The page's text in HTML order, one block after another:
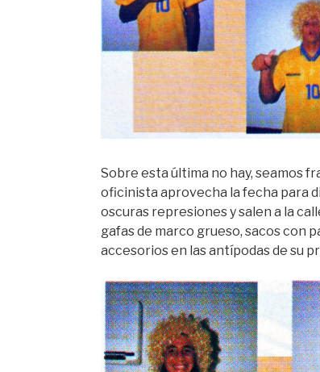
Sobre esta última no hay, seamos
oficinista aprovecha la fecha para
oscuras represiones y salen a la
gafas de marco grueso, sacos con
accesorios en las antípodas de su